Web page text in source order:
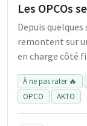
Les OPCOs
Depuis quelques
remontent sur
en charge côté
À ne pas rater 🔥
OPCO
AKTO